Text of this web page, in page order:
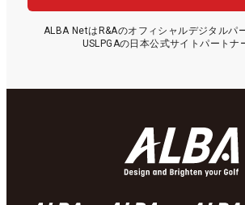
ALBA NetはR&Aのオフィシャルデジタルパ
USLPGAの日本公式サイトパートナ